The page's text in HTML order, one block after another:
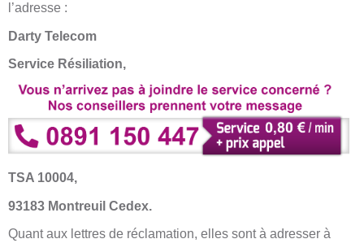
l’adresse :
Darty Telecom
Service Résiliation,
TSA 10004,
93183 Montreuil Cedex.
Quant aux lettres de réclamation, elles sont à adresser à